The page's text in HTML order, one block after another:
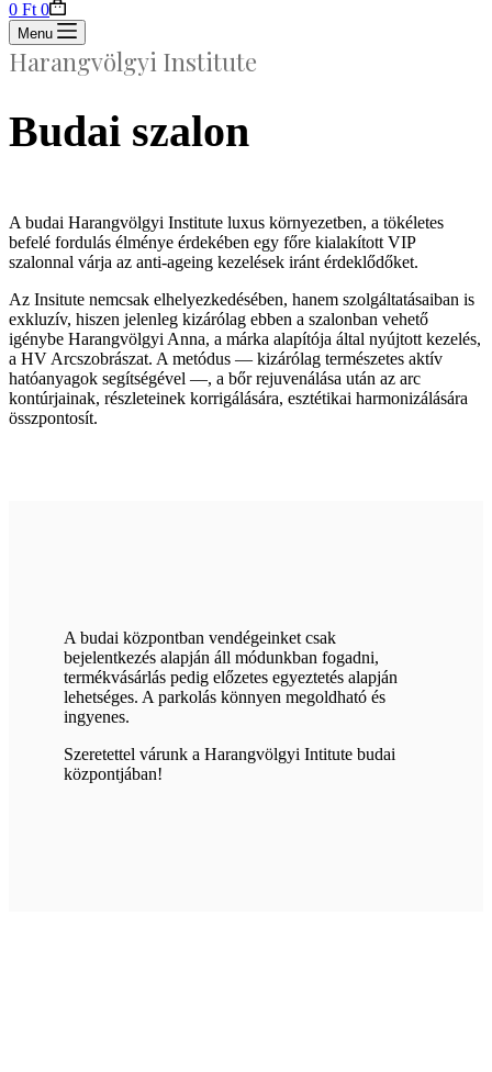
Shopping
cart
0 Ft 0
Menu
Harangvölgyi Institute
Budai szalon
A budai Harangvölgyi Institute luxus környezetben, a tökéletes
befelé fordulás élménye érdekében egy főre kialakított VIP
szalonnal várja az anti-ageing kezelések iránt érdeklődőket.
Az Insitute nemcsak elhelyezkedésében, hanem szolgáltatásaiban is
exkluzív, hiszen jelenleg kizárólag ebben a szalonban vehető
igénybe Harangvölgyi Anna, a márka alapítója által nyújtott kezelés,
a HV Arcszobrászat. A metódus — kizárólag természetes aktív
hatóanyagok segítségével —, a bőr rejuvenálása után az arc
kontúrjainak, részleteinek korrigálására, esztétikai harmonizálására
összpontosít.
A budai központban vendégeinket csak
bejelentkezés alapján áll módunkban fogadni,
termékvásárlás pedig előzetes egyeztetés alapján
lehetséges. A parkolás könnyen megoldható és
ingyenes.
Szeretettel várunk a Harangvölgyi Intitute budai
központjában!